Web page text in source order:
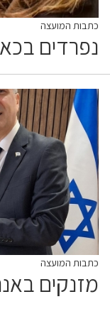
כתבות המועצה
נפרדים
כתבות המועצה
מזנקים